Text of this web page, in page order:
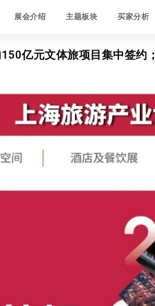
展会介绍 主题板块 买家分析
亿元文体旅项目集中签约；